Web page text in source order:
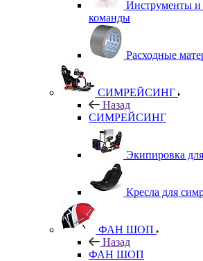
Инструменты и
команды
Расходные
СИМРЕЙСИНГ
Назад
СИМРЕЙСИНГ
Экипировка
Кресла для
ФАН ШОП
Назад
ФАН ШОП